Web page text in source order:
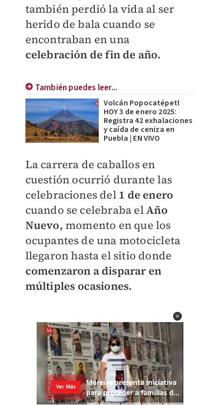
también perdió la vida al ser
herido de bala cuando se
encontraban en una
celebración de fin de año.
También puedes leer...
Volcán Popocatépetl
HOY 3 de enero 2025:
Registra 42 exhalaciones
y caída de ceniza en
Puebla | EN VIVO
La carrera de caballos en
cuestión ocurrió durante las
celebraciones del 1 de enero
cuando se celebraba elAño
Nuevo, momento en que los
ocupantes de una motocicleta
llegaron hasta el sitio donde
comenzaron a disparar en
múltiples ocasiones.